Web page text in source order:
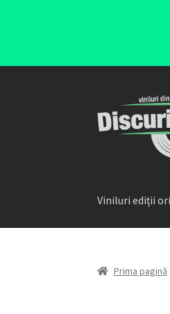
Viniluri ediții
Prima pagină